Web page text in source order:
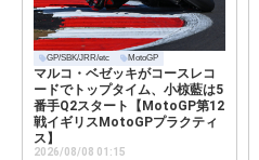
GP/SBK/JRR/etc MotoGP
マルコ・ベゼッキがコースレコ
ードでトップタイム、小椋藍は5
番手Q2スタート【MotoGP第12
戦イギリスMotoGPプラクティ
ス】
2026/08/08 01:15